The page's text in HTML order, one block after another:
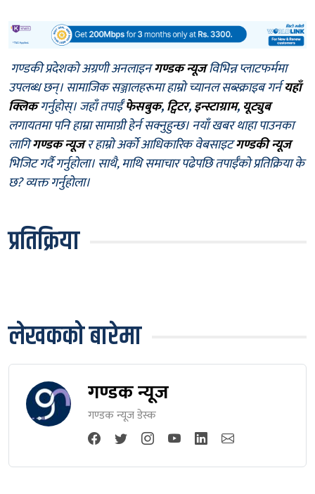
गण्डकी प्रदेशको अग्रणी अनलाइनगण्डक न्यूजविभिन्न प्लाटफर्ममा
उपलब्ध छन्। सामाजिक सञ्जालहरूमा हाम्रो च्यानल सब्स्क्राइब गर्नयहाँ
क्लिकगर्नुहोस्। जहाँ तपाईँफेसबुक,ट्विटर,इन्स्टाग्राम, यूट्युब
लगायतमा पनि हाम्रा सामाग्री हेर्न सक्नुहुन्छ। नयाँ खबर थाहा पाउनका
लागिगण्डक न्यूजर हाम्रो अर्को आधिकारिक वेबसाइटगण्डकी न्यूज
भिजिट गर्दै गर्नुहोला। साथै, माथि समाचार पढेपछि तपाईँको प्रतिक्रिया के
छ? व्यक्त गर्नुहोला।
प्रतिक्रिया
लेखकको बारेमा
गण्डक न्यूज
गण्डक न्यूज डेस्क